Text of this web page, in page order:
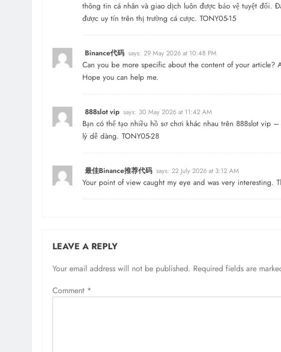
thông tin cá nhân và giao dịch luôn được bảo vệ tuyệt đối.
được uy tín trên thị trường cá cược. TONY05-15
Binance代码 says: 29 May 2026 at 10:48 PM
Can you be more specific about the content of your article?
Hope you can help me.
888slot vip says: 30 May 2026 at 11:42 AM
Bạn có thể tạo nhiều hồ sơ chơi khác nhau trên 888slot vip –
lý dễ dàng. TONY05-28
最佳Binance推荐代码 says: 22 July 2026 at 3:12 AM
Your point of view caught my eye and was very interesting.
LEAVE A REPLY
Your email address will not be published. Required fields are
Comment *